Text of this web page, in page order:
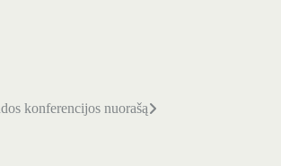
konferencijos nuorašą